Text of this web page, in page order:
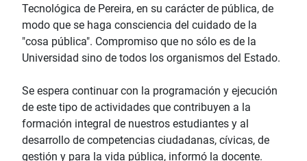
Tecnológica de Pereira, en su carácter de pública, de
modo que se haga consciencia del cuidado de la
"cosa pública". Compromiso que no sólo es de la
Universidad sino de todos los organismos del Estado.
Se espera continuar con la programación y ejecución
de este tipo de actividades que contribuyen a la
formación integral de nuestros estudiantes y al
desarrollo de competencias ciudadanas, cívicas, de
gestión y para la vida pública, informó la docente.